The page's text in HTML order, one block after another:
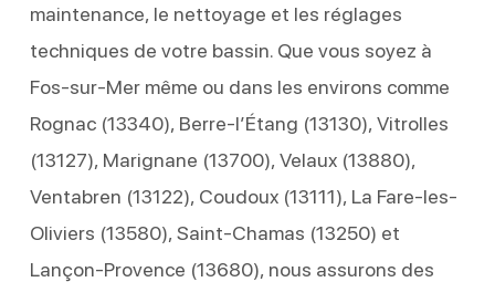
maintenance, le nettoyage et les réglages
techniques de votre bassin. Que vous soyez à
Fos-sur-Mer même ou dans les environs comme
Rognac (13340), Berre-l’Étang (13130), Vitrolles
(13127), Marignane (13700), Velaux (13880),
Ventabren (13122), Coudoux (13111), La Fare-les-
Oliviers (13580), Saint-Chamas (13250) et
Lançon-Provence (13680), nous assurons des